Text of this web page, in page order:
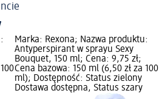
Marka: Rexona; Nazwa produktu:
Antyperspirant w sprayu Sexy
Bouquet, 150 ml; Cena: 9,75 zł;
Cena bazowa: 150 ml (6,50 zł za 100
ml); Dostępność: Status zielony
Dostawa dostępna, Status szary